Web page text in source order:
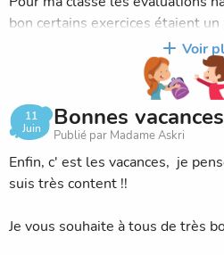
Je m'appelle Lisette Beugre et
et ça fait 4ans que je suis dans
inscrite au journal parce que
Je m appelle Alya El Mufti j ai 9
fait deux ans que je suis dans
école et j' adore écrire.
bon certains exercices étaient
qu'on a tous bien réussi.
On attend de voir les résultats !!
Voir
11
Juin
Bonnes vacances
Publié par Madame Askri
Enfin, c' est les vacances, je
suis très content !!
Je vous souhaite à tous de très